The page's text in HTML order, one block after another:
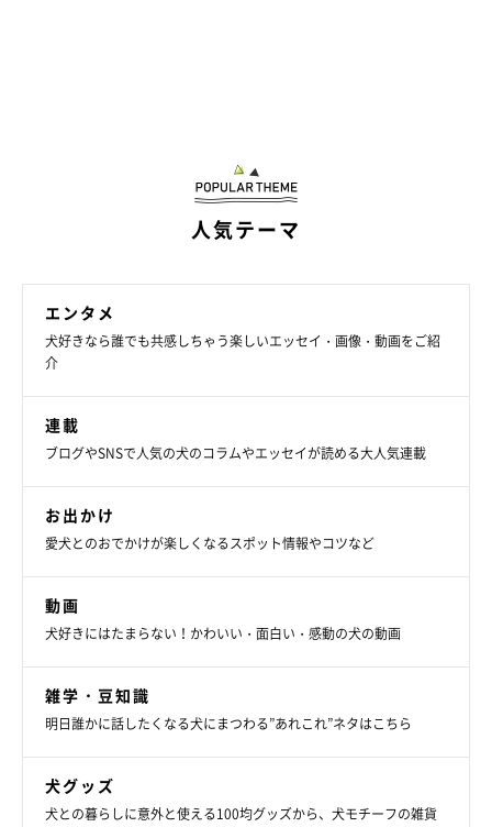
ふきまーす✨ 小雨のうちに…と思ったらまぁまぁ降ってた
☔️? #ふきふきフクちゃん#朝の散歩したよ?‍♀️#グニャグニャ
フクちゃん #豆柴#茅ヶ崎#shiba#shibainu#柴犬#豆柴フク
#fuku#Fukuchan#大江戸小町#buzzfeedjapan#pecon#peco
#todayswanko#weeklyfluff#instadog
飼い主さんのお膝の上で、とっても気持ちよさそうにふきふきさ
れてしまうのでした(*´艸｀*)♡
人気テーマ
エンタメ
犬好きなら誰でも共感しちゃう楽しいエッセイ・画像・動画をご紹
介
連載
ブログやSNSで人気の犬のコラムやエッセイが読める大人気連載
お出かけ
愛犬とのおでかけが楽しくなるスポット情報やコツなど
動画
犬好きにはたまらない！かわいい・面白い・感動の犬の動画
雑学・豆知識
明日誰かに話したくなる犬にまつわる”あれこれ”ネタはこちら
犬グッズ
犬との暮らしに意外と使える100均グッズから、犬モチーフの雑貨